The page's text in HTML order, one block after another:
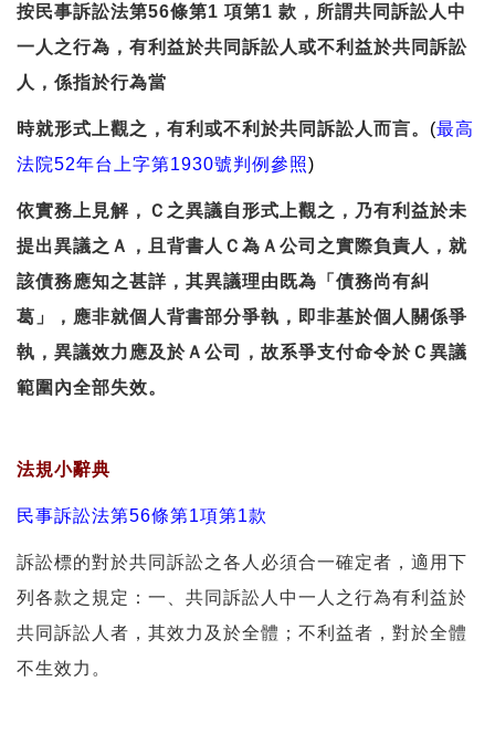
按民事訴訟法第56條第1 項第1 款，所謂共同訴訟人中
一人之行為，有利益於共同訴訟人或不利益於共同訴訟
人，係指於行為當
時就形式上觀之，有利或不利於共同訴訟人而言。 (最高
法院52年台上字第1930號判例參照)
依實務上見解，Ｃ之異議自形式上觀之，乃有利益於未
提出異議之Ａ，且背書人Ｃ為Ａ公司之實際負責人，就
該債務應知之甚詳，其異議理由既為「債務尚有糾
葛」，應非就個人背書部分爭執，即非基於個人關係爭
執，異議效力應及於Ａ公司，故系爭支付命令於Ｃ異議
範圍內全部失效。
法規小辭典
民事訴訟法第56條第1項第1款
訴訟標的對於共同訴訟之各人必須合一確定者，適用下
列各款之規定：一、共同訴訟人中一人之行為有利益於
共同訴訟人者，其效力及於全體；不利益者，對於全體
不生效力。